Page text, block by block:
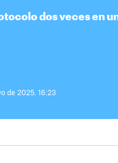
dos veces en
de 2025. 16:23